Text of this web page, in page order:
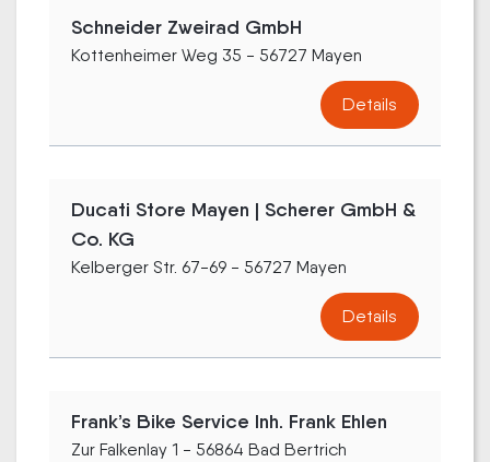
Schneider Zweirad GmbH
Kottenheimer Weg 35 - 56727 Mayen
Details
Ducati Store Mayen | Scherer GmbH &
Co. KG
Kelberger Str. 67-69 - 56727 Mayen
Details
Frank’s Bike Service Inh. Frank Ehlen
Zur Falkenlay 1 - 56864 Bad Bertrich